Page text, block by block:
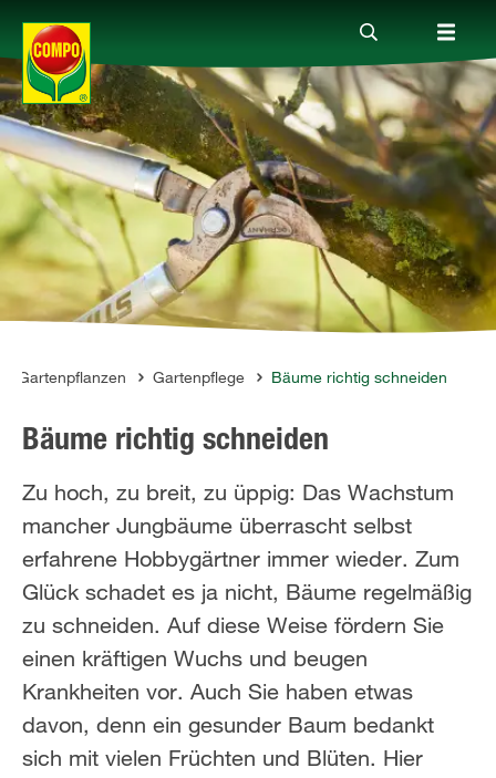
Produkte
Ratgeber
Themenwelten
Service
Unternehmen
Gartenpflanzen Gartenpflege Bäume richtig schneiden
Bäume richtig schneiden
Zu hoch, zu breit, zu üppig: Das Wachstum
mancher Jungbäume überrascht selbst
erfahrene Hobbygärtner immer wieder. Zum
Glück schadet es ja nicht, Bäume regelmäßig
zu schneiden. Auf diese Weise fördern Sie
einen kräftigen Wuchs und beugen
Krankheiten vor. Auch Sie haben etwas
davon, denn ein gesunder Baum bedankt
sich mit vielen Früchten und Blüten. Hier